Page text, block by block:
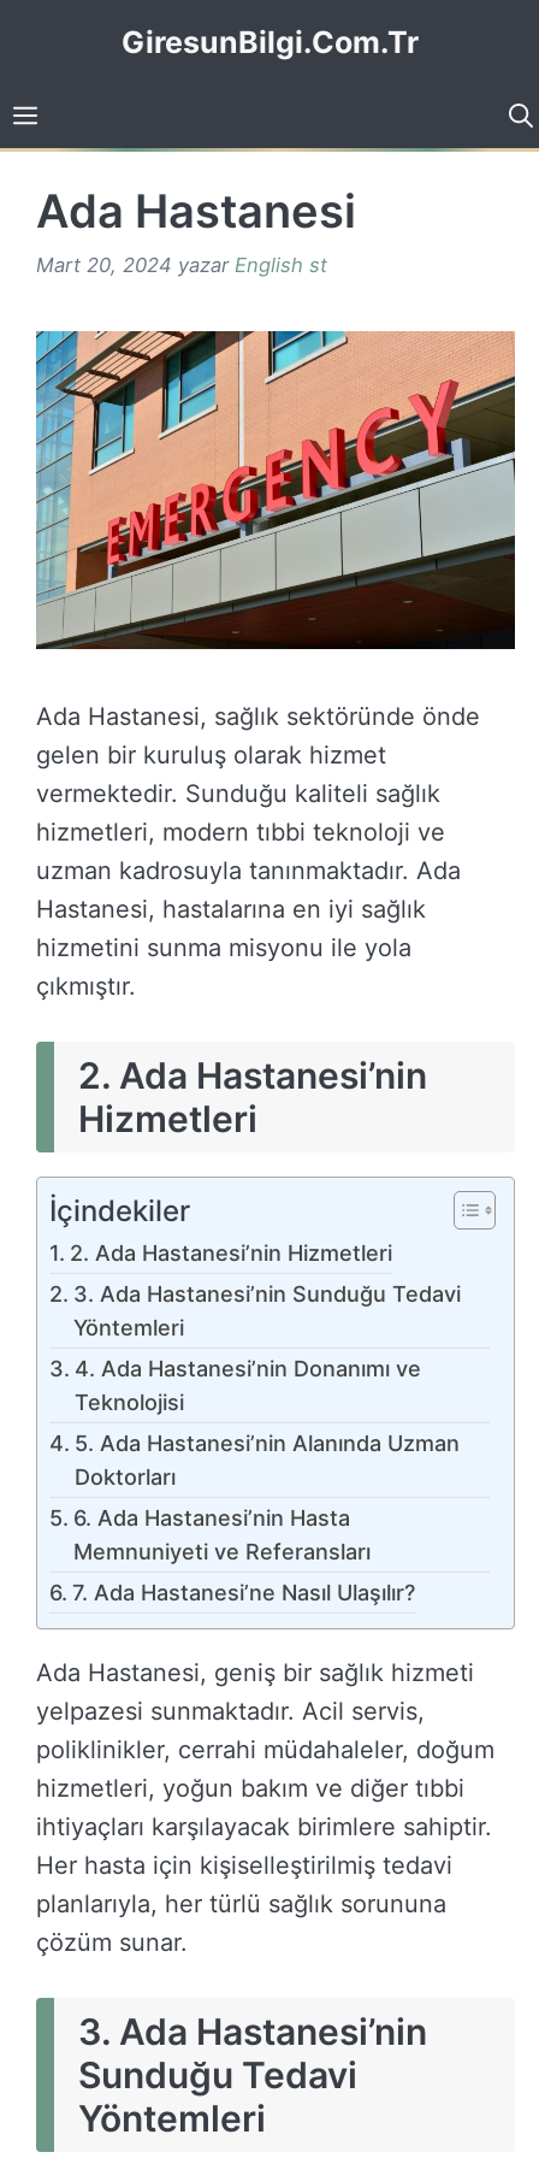
GiresunBilgi.Com.Tr
Ada Hastanesi
Mart 20, 2024 yazar English st
Ada Hastanesi, sağlık sektöründe önde
gelen bir kuruluş olarak hizmet
vermektedir. Sunduğu kaliteli sağlık
hizmetleri, modern tıbbi teknoloji ve
uzman kadrosuyla tanınmaktadır. Ada
Hastanesi, hastalarına en iyi sağlık
hizmetini sunma misyonu ile yola
çıkmıştır.
2. Ada Hastanesi’nin
Hizmetleri
İçindekiler
2. Ada Hastanesi’nin Hizmetleri
3. Ada Hastanesi’nin Sunduğu Tedavi
Yöntemleri
4. Ada Hastanesi’nin Donanımı ve
Teknolojisi
5. Ada Hastanesi’nin Alanında Uzman
Doktorları
6. Ada Hastanesi’nin Hasta
Memnuniyeti ve Referansları
7. Ada Hastanesi’ne Nasıl Ulaşılır?
Ada Hastanesi, geniş bir sağlık hizmeti
yelpazesi sunmaktadır. Acil servis,
poliklinikler, cerrahi müdahaleler, doğum
hizmetleri, yoğun bakım ve diğer tıbbi
ihtiyaçları karşılayacak birimlere sahiptir.
Her hasta için kişiselleştirilmiş tedavi
planlarıyla, her türlü sağlık sorununa
çözüm sunar.
3. Ada Hastanesi’nin
Sunduğu Tedavi
Yöntemleri